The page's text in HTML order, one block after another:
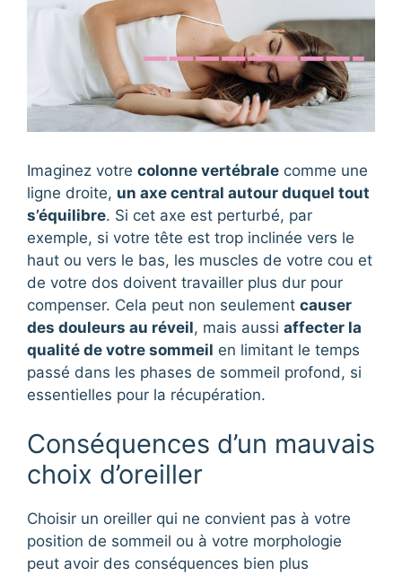
Imaginez votre colonne vertébrale comme une
ligne droite, un axe central autour duquel tout
s’équilibre. Si cet axe est perturbé, par
exemple, si votre tête est trop inclinée vers le
haut ou vers le bas, les muscles de votre cou et
de votre dos doivent travailler plus dur pour
compenser. Cela peut non seulement causer
des douleurs au réveil, mais aussi affecter la
qualité de votre sommeil en limitant le temps
passé dans les phases de sommeil profond, si
essentielles pour la récupération.
Conséquences d’un mauvais
choix d’oreiller
Choisir un oreiller qui ne convient pas à votre
position de sommeil ou à votre morphologie
peut avoir des conséquences bien plus